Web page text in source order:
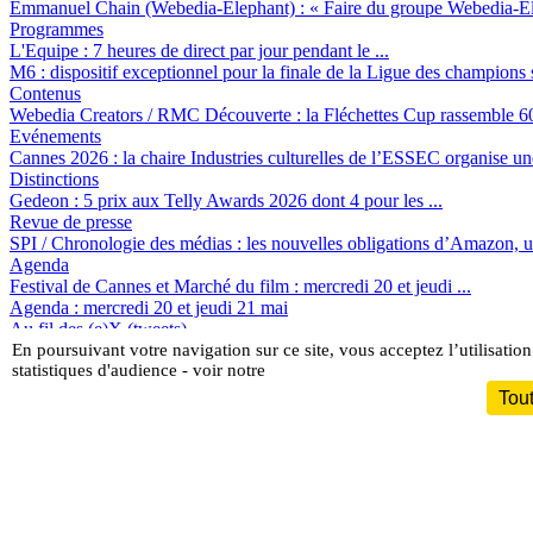
Emmanuel Chain (Webedia-Elephant) : « Faire du groupe Webedia-
Programmes
L'Equipe : 7 heures de direct par jour pendant le ...
M6 : dispositif exceptionnel pour la finale de la Ligue des
Contenus
Webedia Creators / RMC Découverte : la Fléchettes Cup rassemble
Evénements
Cannes 2026 : la chaire Industries culturelles de l’ESSEC organise
Distinctions
Gedeon : 5 prix aux Telly Awards 2026 dont 4 pour les ...
Revue de presse
SPI / Chronologie des médias : les nouvelles obligations d’Amazon,
Agenda
Festival de Cannes et Marché du film : mercredi 20 et jeudi ...
Agenda : mercredi 20 et jeudi 21 mai
Au fil des (e)X (tweets)
Au fil des (e)X (tweets) :art, diversité, interview, financer...
Cette fonctionnalité est réservée à nos
En poursuivant votre navigation sur ce site, vous acceptez
statistiques d'audience - voir notre